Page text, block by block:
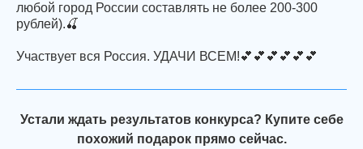
любой город России составлять не более 200-300
рублей).🍒
Участвует вся Россия. УДАЧИ ВСЕМ!💕💕💕💕💕💕
Устали ждать результатов конкурса? Купите себе
похожий подарок прямо сейчас.